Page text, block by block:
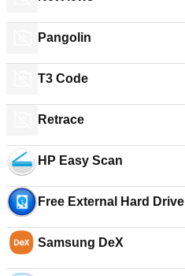
Pangolin
T3 Code
Retrace
HP Easy Scan
Free External Hard
Samsung DeX